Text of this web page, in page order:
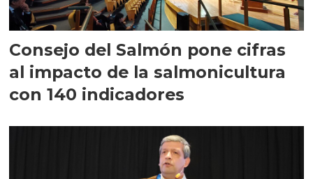
Consejo del Salmón pone cifras
al impacto de la salmonicultura
con 140 indicadores